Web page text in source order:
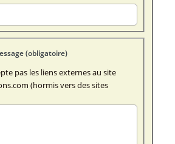
Texte de votre message (obligatoire)
pas les liens externes au site
(hormis vers des sites